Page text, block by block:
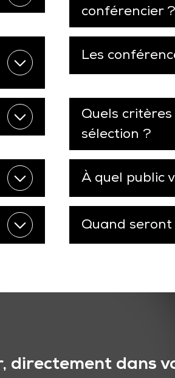
conférencier ?
Les
Quels
sélection ?
À quel public
Quand
directement dans